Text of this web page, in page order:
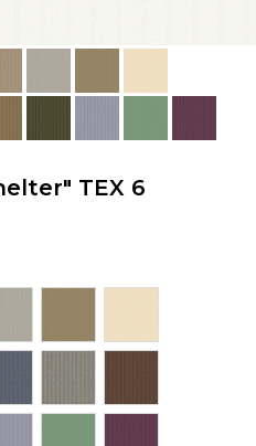
TEX 6